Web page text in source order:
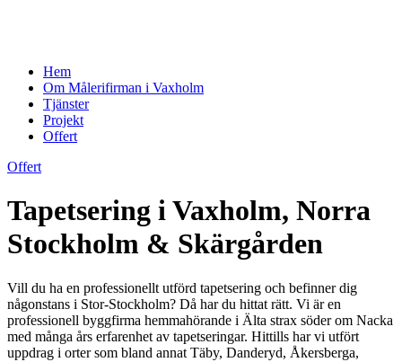
Hem
Om Målerifirman i Vaxholm
Tjänster
Projekt
Offert
Offert
Tapetsering i Vaxholm, Norra
Stockholm & Skärgården
Vill du ha en professionellt utförd tapetsering och befinner dig
någonstans i Stor-Stockholm? Då har du hittat rätt. Vi är en
professionell byggfirma hemmahörande i Älta strax söder om Nacka
med många års erfarenhet av tapetseringar. Hittills har vi utfört
uppdrag i orter som bland annat Täby, Danderyd, Åkersberga,